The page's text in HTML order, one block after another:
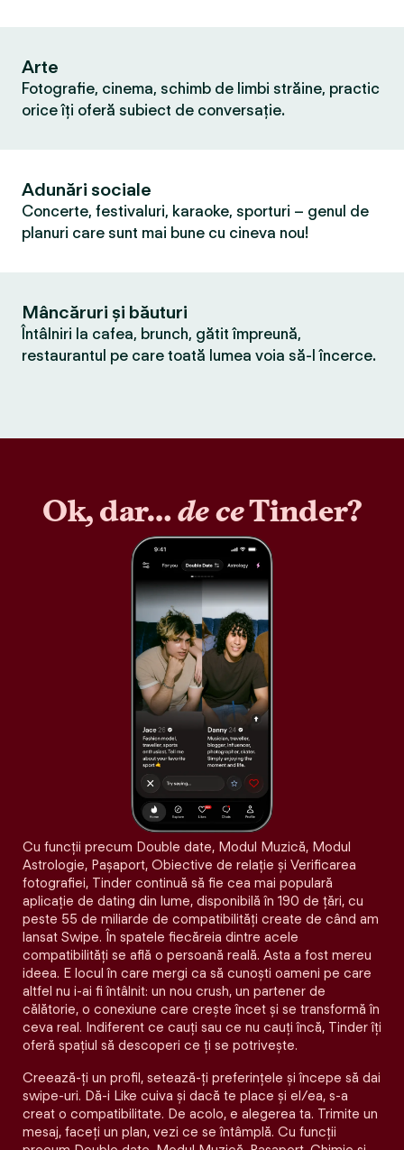
Arte
Fotografie, cinema, schimb de limbi străine, practic
orice îți oferă subiect de conversație.
Adunări sociale
Concerte, festivaluri, karaoke, sporturi – genul de
planuri care sunt mai bune cu cineva nou!
Mâncăruri și băuturi
Întâlniri la cafea, brunch, gătit împreună,
restaurantul pe care toată lumea voia să-l încerce.
Ok, dar…de ceTinder?
Cu funcții precum Double date, Modul Muzică, Modul
Astrologie, Pașaport, Obiective de relație și Verificarea
fotografiei, Tinder continuă să fie cea mai populară
aplicație de dating din lume, disponibilă în 190 de țări, cu
peste 55 de miliarde de compatibilități create de când am
lansat Swipe. În spatele fiecăreia dintre acele
compatibilităţi se află o persoană reală. Asta a fost mereu
ideea. E locul în care mergi ca să cunoști oameni pe care
altfel nu i-ai fi întâlnit: un nou crush, un partener de
călătorie, o conexiune care crește încet și se transformă în
ceva real. Indiferent ce cauți sau ce nu cauți încă, Tinder îți
oferă spațiul să descoperi ce ți se potrivește.
Creează-ți un profil, setează-ți preferințele și începe să dai
swipe-uri. Dă-i Like cuiva și dacă te place și el/ea, s-a
creat o compatibilitate. De acolo, e alegerea ta. Trimite un
mesaj, faceți un plan, vezi ce se întâmplă. Cu funcții